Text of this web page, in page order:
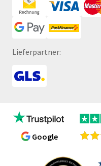
Lieferpartner:
Google